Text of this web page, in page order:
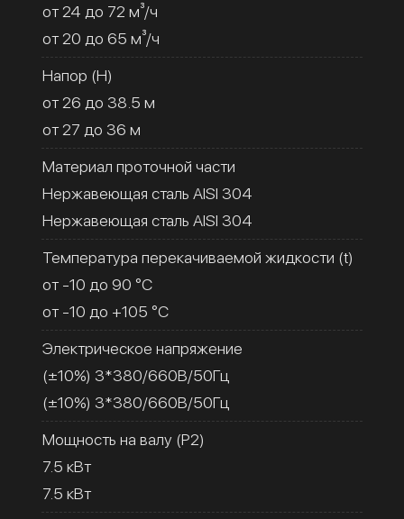
от 24 до 72 м³/ч
от 20 до 65 м³/ч
Напор (H)
от 26 до 38.5 м
от 27 до 36 м
Материал проточной части
Нержавеющая сталь AISI 304
Нержавеющая сталь AISI 304
Температура перекачиваемой жидкости (t)
от -10 до 90 °C
от -10 до +105 °C
Электрическое напряжение
(±10%) 3*380/660В/50Гц
(±10%) 3*380/660В/50Гц
Мощность на валу (Р2)
7.5 кВт
7.5 кВт